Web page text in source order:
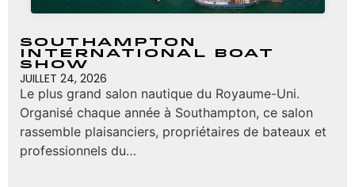
Southampton
International Boat
Show
JUILLET 24, 2026
Le plus grand salon nautique du Royaume-Uni.
Organisé chaque année à Southampton, ce salon
rassemble plaisanciers, propriétaires de bateaux et
professionnels du…